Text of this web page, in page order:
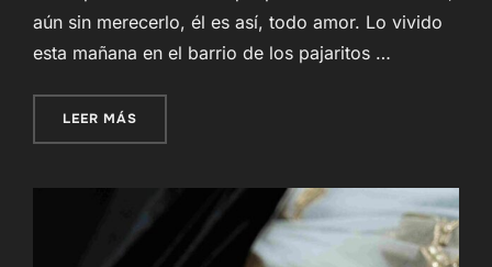
aún sin merecerlo, él es así, todo amor. Lo vivido
esta mañana en el barrio de los pajaritos …
LEER MÁS